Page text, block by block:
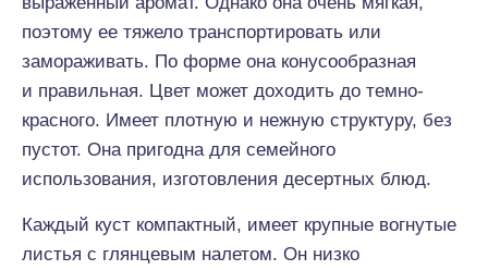
поэтому ее тяжело транспортировать или
замораживать. По форме она конусообразная
и правильная. Цвет может доходить до темно-
красного. Имеет плотную и нежную структуру, без
пустот. Она пригодна для семейного
использования, изготовления десертных блюд.
Каждый куст компактный, имеет крупные вогнутые
листья с глянцевым налетом. Он низко